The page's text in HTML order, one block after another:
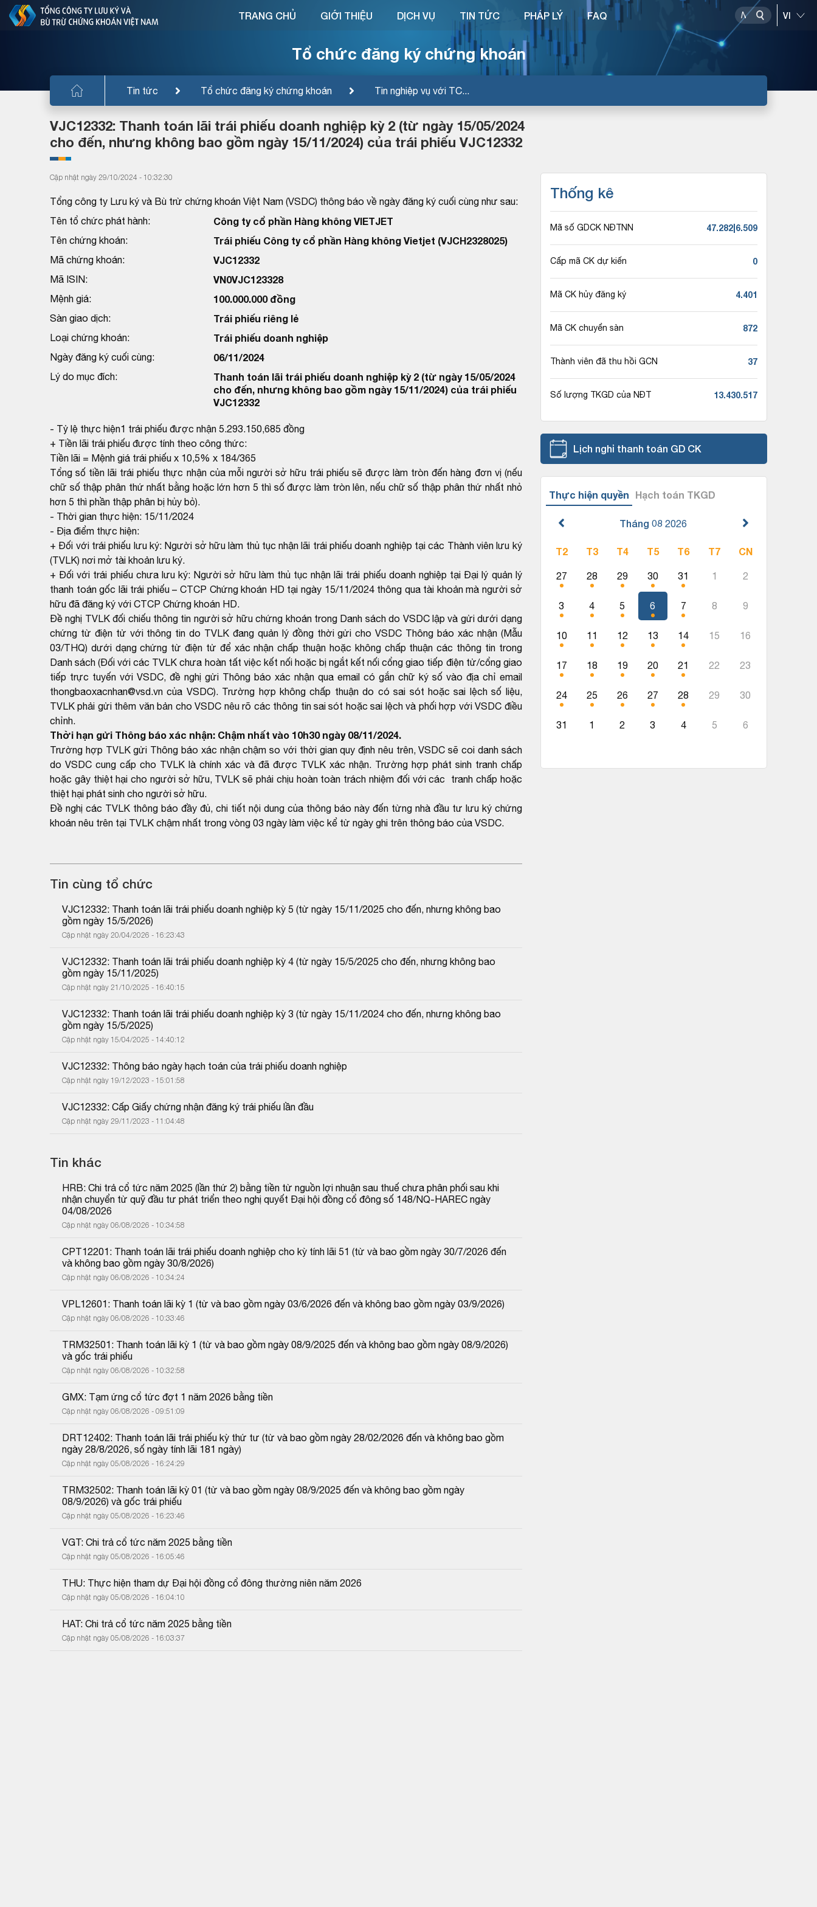
Tổ chức đăng ký chứng khoán
Tin tức Tổ chức đăng ký chứng khoán Tin nghiệp vụ với TC...
TRANG CHỦ GIỚI THIỆU DỊCH VỤ TIN TỨC PHÁP LÝ FAQ
VJC12332: Thanh toán lãi trái phiếu doanh nghiệp kỳ 2 (từ ngày 15/05/2024
cho đến, nhưng không bao gồm ngày 15/11/2024) của trái phiếu VJC12332
Cập nhật ngày 29/10/2024 - 10:32:30
Tổng công ty Lưu ký và Bù trừ chứng khoán Việt Nam (VSDC) thông báo về ngày đăng ký cuối cùng như sau:
Tên tổ chức phát hành:
Công ty cổ phần Hàng không VIETJET
Tên chứng khoán: Trái phiếu Công ty cổ phần Hàng không Vietjet (VJCH2328025)
Mã chứng khoán: VJC12332
Mã ISIN: VN0VJC123328
Mệnh giá: 100.000.000 đồng
Sàn giao dịch: Trái phiếu riêng lẻ
Loại chứng khoán: Trái phiếu doanh nghiệp
Ngày đăng ký cuối cùng: 06/11/2024
Lý do mục đích:
Thanh toán lãi trái phiếu doanh nghiệp kỳ 2 (từ ngày 15/05/2024
cho đến, nhưng không bao gồm ngày 15/11/2024) của trái phiếu
VJC12332
- Tỷ lệ thực hiện1 trái phiếu được nhận 5.293.150,685 đồng
+ Tiền lãi trái phiếu được tính theo công thức:
Tiền lãi = Mệnh giá trái phiếu x 10,5% x 184/365
Tổng số tiền lãi trái phiếu thực nhận của mỗi người sở hữu trái phiếu sẽ được làm tròn đến hàng đơn vị (nếu
chữ số thập phân thứ nhất bằng hoặc lớn hơn 5 thì số được làm tròn lên, nếu chữ số thập phân thứ nhất nhỏ
hơn 5 thì phần thập phân bị hủy bỏ).
- Thời gian thực hiện: 15/11/2024
- Địa điểm thực hiện:
+ Đối với trái phiếu lưu ký: Người sở hữu làm thủ tục nhận lãi trái phiếu doanh nghiệp tại các Thành viên lưu ký
(TVLK) nơi mở tài khoản lưu ký.
+ Đối với trái phiếu chưa lưu ký: Người sở hữu làm thủ tục nhận lãi trái phiếu doanh nghiệp tại Đại lý quản lý
thanh toán gốc lãi trái phiếu – CTCP Chứng khoán HD tại ngày 15/11/2024 thông qua tài khoản mà người sở
hữu đã đăng ký với CTCP Chứng khoán HD.
Đề nghị TVLK đối chiếu thông tin người sở hữu chứng khoán trong Danh sách do VSDC lập và gửi dưới dạng
chứng từ điện tử với thông tin do TVLK đang quản lý đồng thời gửi cho VSDC Thông báo xác nhận (Mẫu
03/THQ) dưới dạng chứng từ điện tử để xác nhận chấp thuận hoặc không chấp thuận các thông tin trong
Danh sách (Đối với các TVLK chưa hoàn tất việc kết nối hoặc bị ngắt kết nối cổng giao tiếp điện tử/cổng giao
tiếp trực tuyến với VSDC, đề nghị gửi Thông báo xác nhận qua email có gắn chữ ký số vào địa chỉ email
thongbaoxacnhan@vsd.vn của VSDC). Trường hợp không chấp thuận do có sai sót hoặc sai lệch số liệu,
TVLK phải gửi thêm văn bản cho VSDC nêu rõ các thông tin sai sót hoặc sai lệch và phối hợp với VSDC điều
chỉnh.
Thời hạn gửi Thông báo xác nhận: Chậm nhất vào 10h30 ngày 08/11/2024.
Trường hợp TVLK gửi Thông báo xác nhận chậm so với thời gian quy định nêu trên, VSDC sẽ coi danh sách
do VSDC cung cấp cho TVLK là chính xác và đã được TVLK xác nhận. Trường hợp phát sinh tranh chấp
hoặc gây thiệt hại cho người sở hữu, TVLK sẽ phải chịu hoàn toàn trách nhiệm đối với các tranh chấp hoặc
thiệt hại phát sinh cho người sở hữu.
Đề nghị các TVLK thông báo đầy đủ, chi tiết nội dung của thông báo này đến từng nhà đầu tư lưu ký chứng
khoán nêu trên tại TVLK chậm nhất trong vòng 03 ngày làm việc kể từ ngày ghi trên thông báo của VSDC.
Tin cùng tổ chức
VJC12332: Thanh toán lãi trái phiếu doanh nghiệp kỳ 5 (từ ngày 15/11/2025 cho đến, nhưng không bao
gồm ngày 15/5/2026)
Cập nhật ngày 20/04/2026 - 16:23:43
VJC12332: Thanh toán lãi trái phiếu doanh nghiệp kỳ 4 (từ ngày 15/5/2025 cho đến, nhưng không bao
gồm ngày 15/11/2025)
Cập nhật ngày 21/10/2025 - 16:40:15
VJC12332: Thanh toán lãi trái phiếu doanh nghiệp kỳ 3 (từ ngày 15/11/2024 cho đến, nhưng không bao
gồm ngày 15/5/2025)
Cập nhật ngày 15/04/2025 - 14:40:12
VJC12332: Thông báo ngày hạch toán của trái phiếu doanh nghiệp
Cập nhật ngày 19/12/2023 - 15:01:58
VJC12332: Cấp Giấy chứng nhận đăng ký trái phiếu lần đầu
Cập nhật ngày 29/11/2023 - 11:04:48
Tin khác
HRB: Chi trả cổ tức năm 2025 (lần thứ 2) bằng tiền từ nguồn lợi nhuận sau thuế chưa phân phối sau khi
nhận chuyển từ quỹ đầu tư phát triển theo nghị quyết Đại hội đồng cổ đông số 148/NQ-HAREC ngày
04/08/2026
Cập nhật ngày 06/08/2026 - 10:34:58
CPT12201: Thanh toán lãi trái phiếu doanh nghiệp cho kỳ tính lãi 51 (từ và bao gồm ngày 30/7/2026 đến
và không bao gồm ngày 30/8/2026)
Cập nhật ngày 06/08/2026 - 10:34:24
VPL12601: Thanh toán lãi kỳ 1 (từ và bao gồm ngày 03/6/2026 đến và không bao gồm ngày 03/9/2026)
Cập nhật ngày 06/08/2026 - 10:33:46
TRM32501: Thanh toán lãi kỳ 1 (từ và bao gồm ngày 08/9/2025 đến và không bao gồm ngày 08/9/2026)
và gốc trái phiếu
Cập nhật ngày 06/08/2026 - 10:32:58
GMX: Tạm ứng cổ tức đợt 1 năm 2026 bằng tiền
Cập nhật ngày 06/08/2026 - 09:51:09
DRT12402: Thanh toán lãi trái phiếu kỳ thứ tư (từ và bao gồm ngày 28/02/2026 đến và không bao gồm
ngày 28/8/2026, số ngày tính lãi 181 ngày)
Cập nhật ngày 05/08/2026 - 16:24:29
TRM32502: Thanh toán lãi kỳ 01 (từ và bao gồm ngày 08/9/2025 đến và không bao gồm ngày
08/9/2026) và gốc trái phiếu
Cập nhật ngày 05/08/2026 - 16:23:46
VGT: Chi trả cổ tức năm 2025 bằng tiền
Cập nhật ngày 05/08/2026 - 16:05:46
THU: Thực hiện tham dự Đại hội đồng cổ đông thường niên năm 2026
Cập nhật ngày 05/08/2026 - 16:04:10
HAT: Chi trả cổ tức năm 2025 bằng tiền
Cập nhật ngày 05/08/2026 - 16:03:37
Thống kê
Mã số GDCK NĐTNN 47.282|6.509
Cấp mã CK dự kiến 0
Mã CK hủy đăng ký 4.401
Mã CK chuyển sàn 872
Thành viên đã thu hồi GCN 37
Số lượng TKGD của NĐT 13.430.517
Lịch nghỉ thanh toán GD CK
Thực hiện quyền Hạch toán TKGD
Tháng 08 2026
T2 T3 T4 T5 T6 T7 CN
27 28 29 30 31 1 2
3 4 5 6 7 8 9
10 11 12 13 14 15 16
17 18 19 20 21 22 23
24 25 26 27 28 29 30
31 1 2 3 4 5 6